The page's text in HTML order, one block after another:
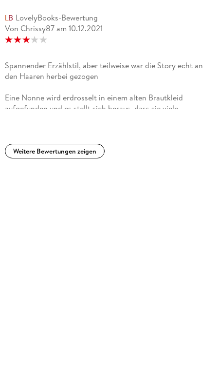
LovelyBooks-Bewertung
Von Chrissy87 am 10.12.2021
Spannender Erzählstil, aber teilweise war die Story echt an
den Haaren herbei gezogen
Eine Nonne wird erdrosselt in einem alten Brautkleid
aufgefunden und es stellt sich heraus, dass sie viele
durchweg spannend, nur kam mir vieles Unglaubwürdig
vor.Auch die Protagonisten sind leider etwas blass geblieben,
Weitere Bewertungen zeigen